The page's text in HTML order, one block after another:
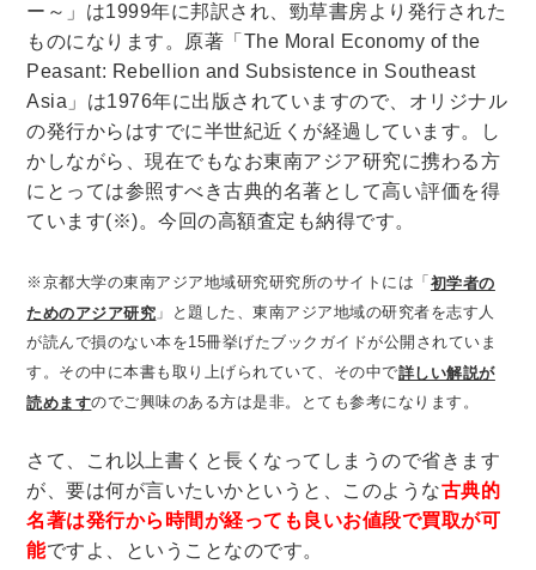
木版画・浮世絵
木版画・浮世絵
ー～」は1999年に邦訳され、勁草書房より発行された
ものになります。原著「 The Moral Economy of the
Peasant: Rebellion and Subsistence in Southeast
Asia」 は1976年に出版されていますので、オリジナル
の発行からはすでに半世紀近くが経過しています。し
かしながら、現在でもなお東南アジア研究に携わる方
にとっては参照すべき古典的名著として高い評価を得
ています(※)。今回の高額査定も納得です。
※京都大学の東南アジア地域研究研究所のサイトには「 初学者の
ためのアジア研究 」と題した、東南アジア地域の研究者を志す人
が読んで損のない本を15冊挙げたブックガイドが公開されていま
す。その中に本書も取り上げられていて、その中で詳しい解説が
読めますのでご興味のある方は是非。とても参考になります。
さて、これ以上書くと長くなってしまうので省きます
が、要は何が言いたいかというと、このような古典的
名著は発行から時間が経っても良いお値段で買取が可
能ですよ、ということなのです。